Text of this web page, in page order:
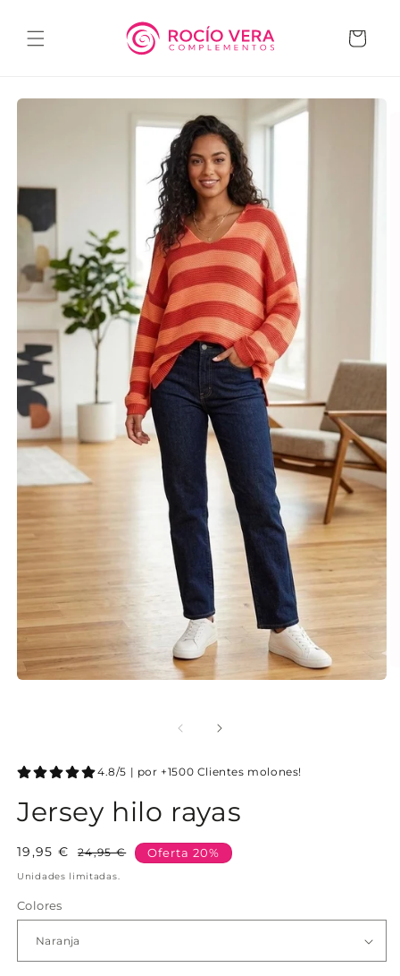
al contenido
Carrito
a la
4.8/5 | por +1500 Clientes molones!
Jersey hilo rayas
Precio
24,95 €
Precio
19,95 € Oferta 20%
Unidades limitadas.
Colores